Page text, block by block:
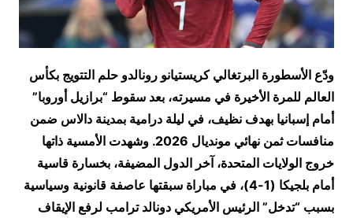
ودّع الأسطورة البرتغالي كريستيانو رونالدو حلم التتويج بكأس
العالم للمرة الأخيرة في مسيرته، بعد سقوط “برازيل أوروبا”
أمام إسبانيا بهدف نظيف، في ليلة درامية بمدينة دالاس ضمن
منافسات ثمن نهائي مونديال 2026. وشهدت الأمسية ذاتها
خروج الولايات المتحدة، آخر الدول المضيفة، بخسارة قاسية
أمام بلجيكا (1-4)، في مباراة سبقتها عاصفة قانونية وسياسية
بسبب “تدخل” الرئيس الأمريكي دونالد ترامب لرفع الإيقاف